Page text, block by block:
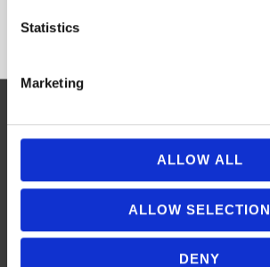
Statistics
Marketing
ALLOW ALL
ALLOW SELECTION
DENY
SKILLY.solutions
Herzlich Willkommen